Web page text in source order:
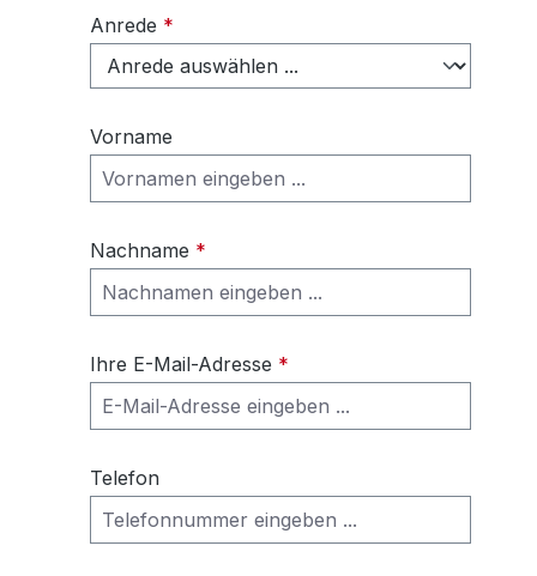
Anrede *
Vorname
Nachname *
Ihre E-Mail-Adresse *
Telefon